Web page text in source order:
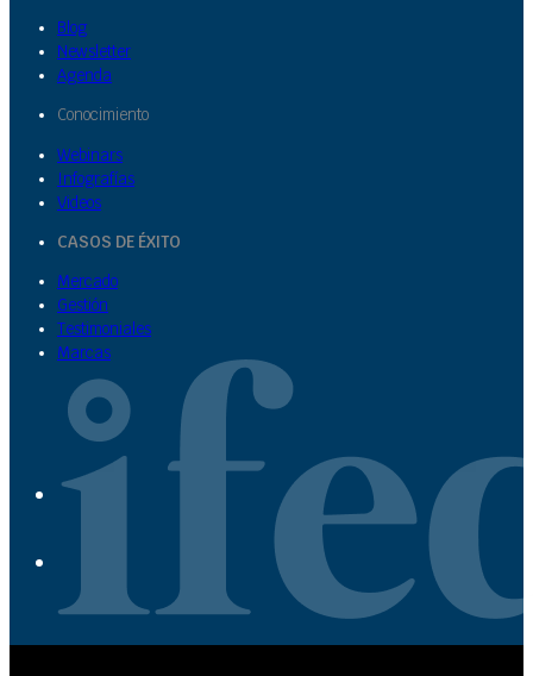
Blog
Newsletter
Agenda
Conocimiento
Webinars
Infografías
Videos
CASOS DE ÉXITO
Mercado
Gestión
Testimoniales
Marcas